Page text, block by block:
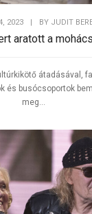
2023 BY JUDIT
aratott a
átadásával,
és busócsoportok
meg...